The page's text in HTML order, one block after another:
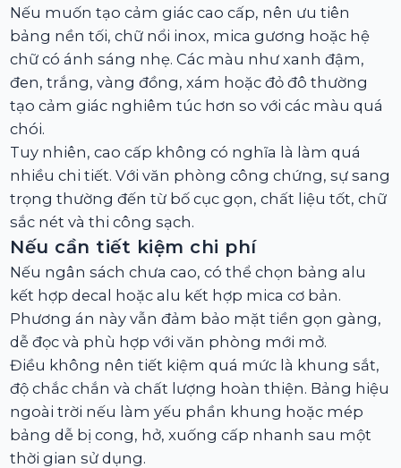
Nếu muốn tạo cảm giác cao cấp, nên ưu tiên
bảng nền tối, chữ nổi inox, mica gương hoặc hệ
chữ có ánh sáng nhẹ. Các màu như xanh đậm,
đen, trắng, vàng đồng, xám hoặc đỏ đô thường
tạo cảm giác nghiêm túc hơn so với các màu quá
chói.
Tuy nhiên, cao cấp không có nghĩa là làm quá
nhiều chi tiết. Với văn phòng công chứng, sự sang
trọng thường đến từ bố cục gọn, chất liệu tốt, chữ
sắc nét và thi công sạch.
Nếu cần tiết kiệm chi phí
Nếu ngân sách chưa cao, có thể chọn bảng alu
kết hợp decal hoặc alu kết hợp mica cơ bản.
Phương án này vẫn đảm bảo mặt tiền gọn gàng,
dễ đọc và phù hợp với văn phòng mới mở.
Điều không nên tiết kiệm quá mức là khung sắt,
độ chắc chắn và chất lượng hoàn thiện. Bảng hiệu
ngoài trời nếu làm yếu phần khung hoặc mép
bảng dễ bị cong, hở, xuống cấp nhanh sau một
thời gian sử dụng.